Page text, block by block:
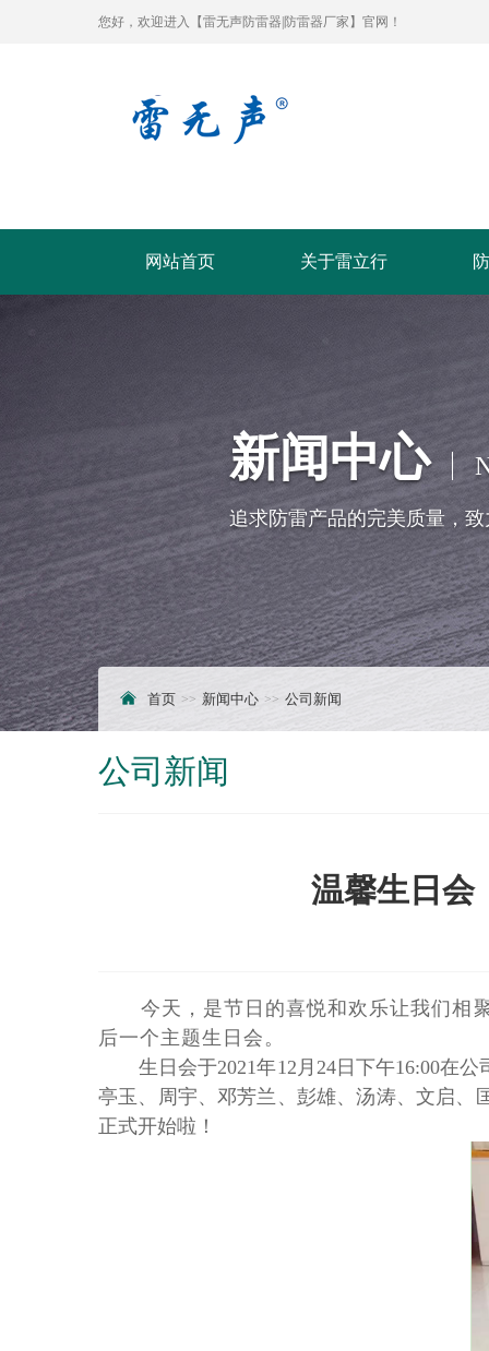
您好，欢迎进入【雷无声防雷器|防雷器厂家】官网！
网站首页 关于雷立行
新闻中心
追求防雷产品的完美质量，
首页 新闻中心 公司新闻
公司新闻
温馨生日会
今天，是节日的喜悦和欢乐让我们相
后一个主题生日会。
生日会于2021年12月24日下午16:00在
亭玉、周宇、邓芳兰、彭雄、汤涛、文启、
正式开始啦！